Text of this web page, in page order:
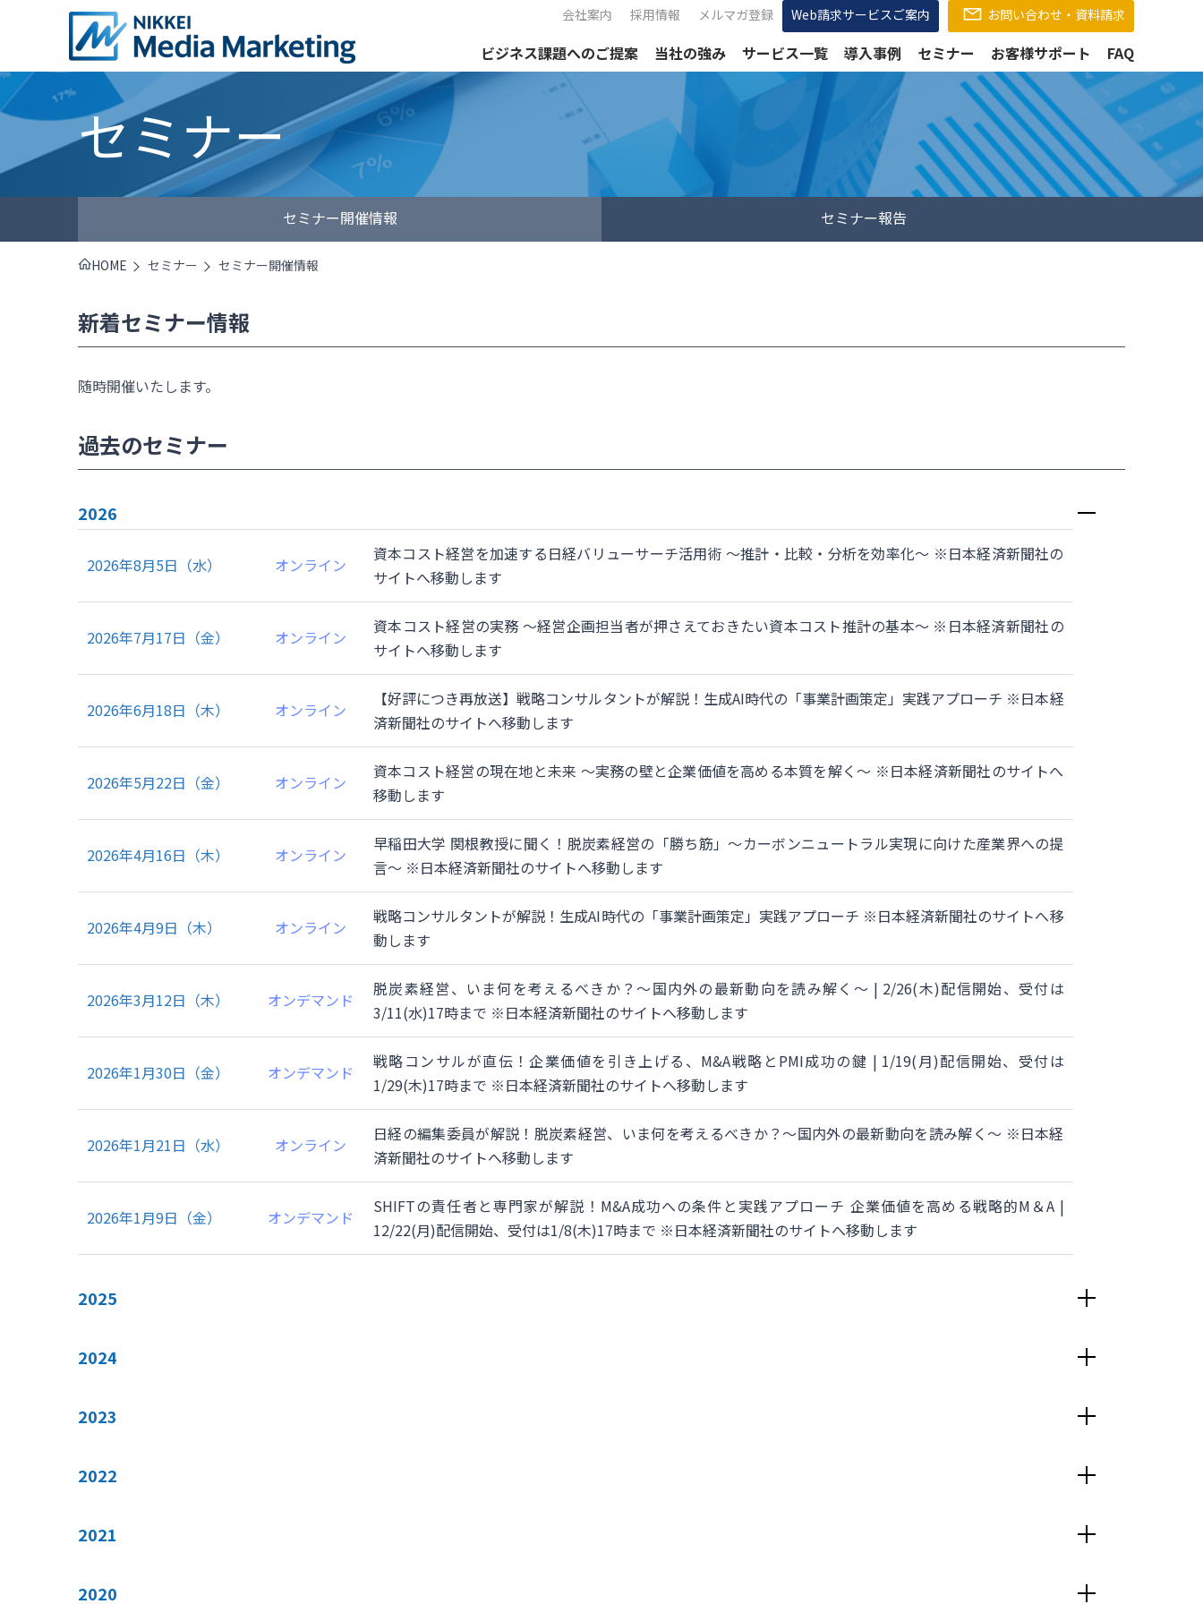
会社案内 採用情報 メルマガ登録 Web請求サービスご案内 お問い合わせ・資料請求
ビジネス課題へのご提案 当社の強み サービス一覧 導入事例 セミナー お客様サポート FAQ
セミナー
セミナー開催情報 セミナー報告
HOME セミナー セミナー開催情報
新着セミナー情報
随時開催いたします。
過去のセミナー
2026
2026年8月5日（水） オンライン
資本コスト経営を加速する日経バリューサーチ活用術 ～推計・比較・分析を効率化～ ※日本経済新聞社の
サイトへ移動します
2026年7月17日（金） オンライン
資本コスト経営の実務 ～経営企画担当者が押さえておきたい資本コスト推計の基本～ ※日本経済新聞社の
サイトへ移動します
2026年6月18日（木） オンライン
【好評につき再放送】戦略コンサルタントが解説！生成AI時代の「事業計画策定」実践アプローチ ※日本経
済新聞社のサイトへ移動します
2026年5月22日（金） オンライン
資本コスト経営の現在地と未来 ～実務の壁と企業価値を高める本質を解く～ ※日本経済新聞社のサイトへ
移動します
2026年4月16日（木） オンライン
早稲田大学 関根教授に聞く！脱炭素経営の「勝ち筋」～カーボンニュートラル実現に向けた産業界への提
言～ ※日本経済新聞社のサイトへ移動します
2026年4月9日（木） オンライン
戦略コンサルタントが解説！生成AI時代の「事業計画策定」実践アプローチ ※日本経済新聞社のサイトへ移
動します
2026年3月12日（木） オンデマンド
脱炭素経営、いま何を考えるべきか？～国内外の最新動向を読み解く～ | 2/26(木)配信開始、受付は
3/11(水)17時まで ※日本経済新聞社のサイトへ移動します
2026年1月30日（金） オンデマンド
戦略コンサルが直伝！企業価値を引き上げる、M&A戦略とPMI成功の鍵 | 1/19(月)配信開始、受付は
1/29(木)17時まで ※日本経済新聞社のサイトへ移動します
2026年1月21日（水） オンライン
日経の編集委員が解説！脱炭素経営、いま何を考えるべきか？～国内外の最新動向を読み解く～ ※日本経
済新聞社のサイトへ移動します
2026年1月9日（金） オンデマンド
SHIFTの責任者と専門家が解説！M&A成功への条件と実践アプローチ 企業価値を高める戦略的M＆A |
12/22(月)配信開始、受付は1/8(木)17時まで ※日本経済新聞社のサイトへ移動します
2025
2024
2023
2022
2021
2020